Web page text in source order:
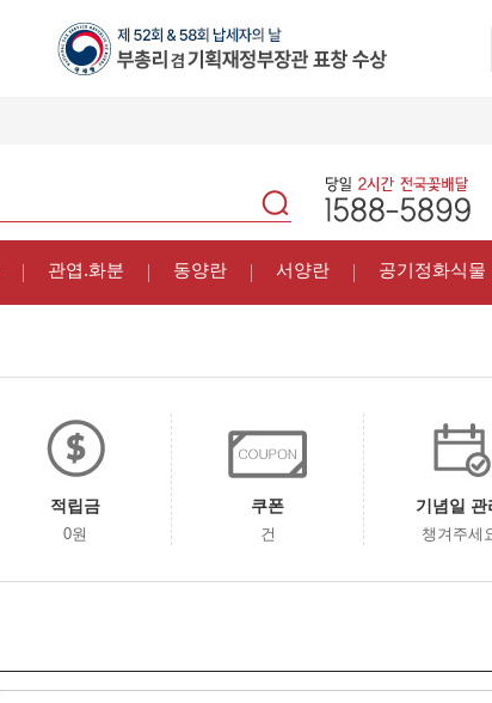
관엽.화분 동양란 서양란 공기정화식물
적립금
0원
쿠폰
건
기념일 관
챙겨주세